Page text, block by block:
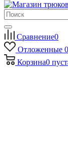
Сравнение0
Отложенные 0
Корзина0